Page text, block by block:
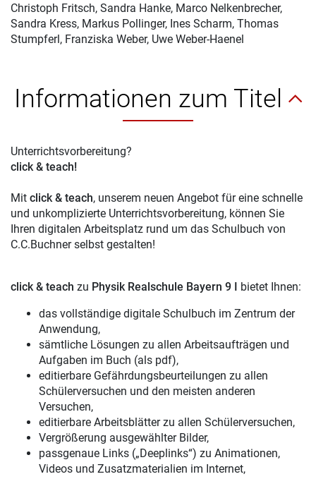
Christoph Fritsch, Sandra Hanke, Marco Nelkenbrecher,
Sandra Kress, Markus Pollinger, Ines Scharm, Thomas
Stumpferl, Franziska Weber, Uwe Weber-Haenel
Informationen zum Titel
Unterrichtsvorbereitung?
click & teach!
Mit click & teach, unserem neuen Angebot für eine schnelle
und unkomplizierte Unterrichtsvorbereitung, können Sie
Ihren digitalen Arbeitsplatz rund um das Schulbuch von
C.C.Buchner selbst gestalten!
click & teach zu Physik Realschule Bayern 9 I bietet Ihnen:
das vollständige digitale Schulbuch im Zentrum der
Anwendung,
sämtliche Lösungen zu allen Arbeitsaufträgen und
Aufgaben im Buch (als pdf),
editierbare Gefährdungsbeurteilungen zu allen
Schülerversuchen und den meisten anderen
Versuchen,
editierbare Arbeitsblätter zu allen Schülerversuchen,
Vergrößerung ausgewählter Bilder,
passgenaue Links („Deeplinks“) zu Animationen,
Videos und Zusatzmaterialien im Internet,